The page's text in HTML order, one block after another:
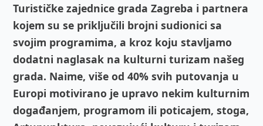
Turističke zajednice grada Zagreba i partnera
kojem su se priključili brojni sudionici sa
svojim programima, a kroz koju stavljamo
dodatni naglasak na kulturni turizam našeg
grada. Naime, više od 40% svih putovanja u
Europi motivirano je upravo nekim kulturnim
događanjem, programom ili poticajem, stoga,